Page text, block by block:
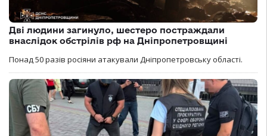
Дві людини загинуло, шестеро постраждали
внаслідок обстрілів рф на Дніпропетровщині
Понад 50 разів росіяни атакували Дніпропетровську області.